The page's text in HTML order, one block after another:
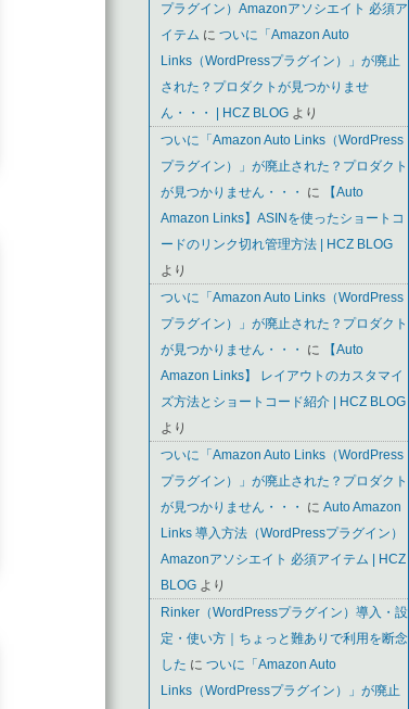
プラグイン）Amazonアソシエイト 必須ア
イテム に ついに「Amazon Auto
Links（WordPressプラグイン）」が廃止
された？プロダクトが見つかりませ
ん・・・ | HCZ BLOG より
ついに「Amazon Auto Links（WordPress
プラグイン）」が廃止された？プロダクト
が見つかりません・・・
に
【Auto
Amazon Links】ASINを使ったショートコ
ードのリンク切れ管理方法 | HCZ BLOG
より
ついに「Amazon Auto Links（WordPress
プラグイン）」が廃止された？プロダクト
が見つかりません・・・
に
【Auto
Amazon Links】 レイアウトのカスタマイ
ズ方法とショートコード紹介 | HCZ BLOG
より
ついに「Amazon Auto Links（WordPress
プラグイン）」が廃止された？プロダクト
が見つかりません・・・
に Auto Amazon
Links 導入方法（WordPressプラグイン）
Amazonアソシエイト 必須アイテム | HCZ
BLOG より
Rinker（WordPressプラグイン）導入・設
定・使い方｜ちょっと難ありで利用を断念
した に ついに「Amazon Auto
Links（WordPressプラグイン）」が廃止